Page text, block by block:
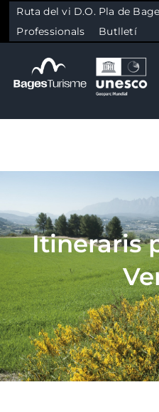
Ruta del vi D.O. Pla de
Professionals
Butlletí
Gastronomia
Planifica
Itineraris